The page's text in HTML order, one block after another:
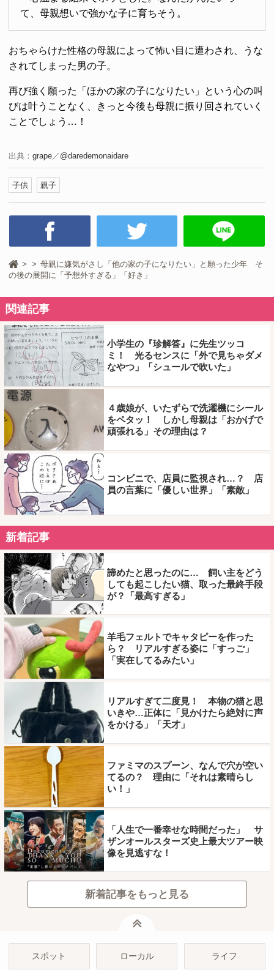
て、母親想いで強かな子に育ちそう。
おちゃらけた性格の母親によって怖い目に遭わされ、うな
されてしまった男の子。
再び強く願った「ほかの家の子になりたい」という心の叫
びは叶うことなく、きっと今後も母親に振り回されていく
ことでしょう…！
出典： grape ／ @daredemonaidare
子供 親子
母親に嫌気がさし「他の家の子になりたい」と願った少年 そ
の後の展開に「予想外すぎる」「好き」
関連記事
小学生の『珍解答』に先生ツッコ
ミ！ 光るセンスに「外で見ちゃダメ
なやつ」「シュールで吹いた」
４歳娘が、いたずらで洗濯機にシール
をペタッ！ しかし母親は「おかげで
頑張れる」その理由は？
コンビニで、店員に監視され…？ 店
員の言葉に「優しい世界」「素敵」
新着記事
諦めたと思ったのに… 飼い主をどう
しても起こしたい猫、取った最終手段
が？「最高すぎる」
羊毛フェルトでキャタピーを作った
ら？ リアルすぎる姿に「すっご」
「実在してるみたい」
リアルすぎて二度見！ 本物の猫と思
いきや…正体に「見かけたら絶対に声
をかける」「天才」
ファミマのスプーン、なんで穴が空い
てるの？ 理由に「それは素晴らし
い！」
「人生で一番幸せな時間だった」 サ
ザンオールスターズ史上最大ツアー映
像を見逃すな！
新着記事をもっと見る
スポット ローカル ライフ